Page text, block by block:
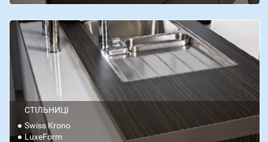
СТІЛЬНИЦІ
Swiss Krono
LuxeForm